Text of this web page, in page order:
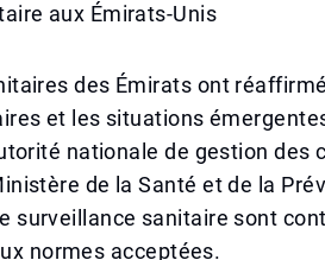
aux Émirats-Unis
des Émirats ont
et les situations
nationale de gestion des
de la Santé et de la
surveillance sanitaire sont
normes acceptées.